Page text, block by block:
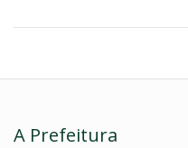
A Prefeitura